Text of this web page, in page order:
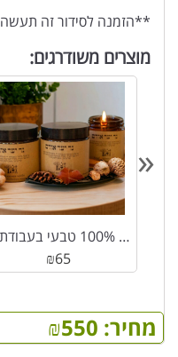
**הזמנה לסידור זה תעשה 24 שעות מראש לפחות!
מחיר: ₪550
מוצרים משודרגים:
נר סויה 100% טבעי בעבודת יד
₪65
«